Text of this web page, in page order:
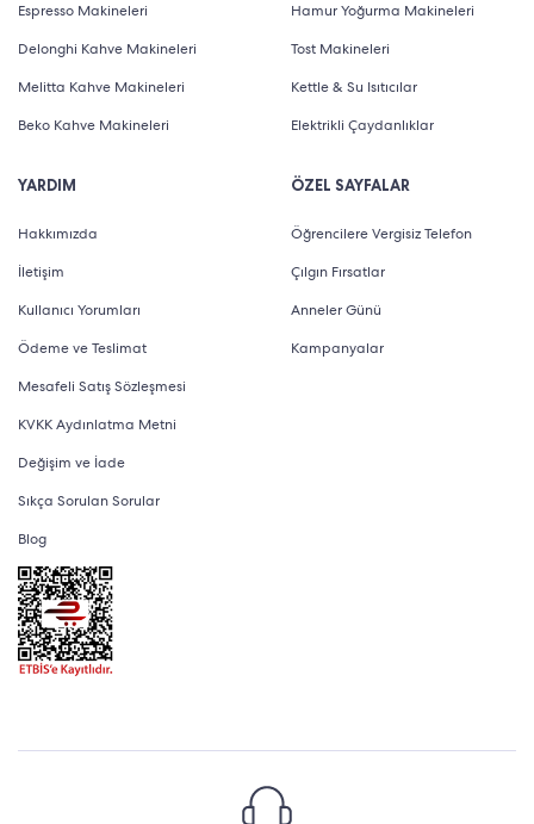
Espresso Makineleri
Delonghi Kahve Makineleri
Melitta Kahve Makineleri
Beko Kahve Makineleri
YARDIM
Hakkımızda
İletişim
Kullanıcı Yorumları
Ödeme ve Teslimat
Mesafeli Satış Sözleşmesi
KVKK Aydınlatma Metni
Değişim ve İade
Sıkça Sorulan Sorular
Blog
Hamur Yoğurma Makineleri
Tost Makineleri
Kettle & Su Isıtıcılar
Elektrikli Çaydanlıklar
ÖZEL SAYFALAR
Öğrencilere Vergisiz Telefon
Çılgın Fırsatlar
Anneler Günü
Kampanyalar